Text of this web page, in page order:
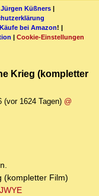
Küßners |
Käufe bei Amazon! |
| Cookie-Einstellungen
Krieg (kompletter
(vor 1624 Tagen) @
(kompletter Film)